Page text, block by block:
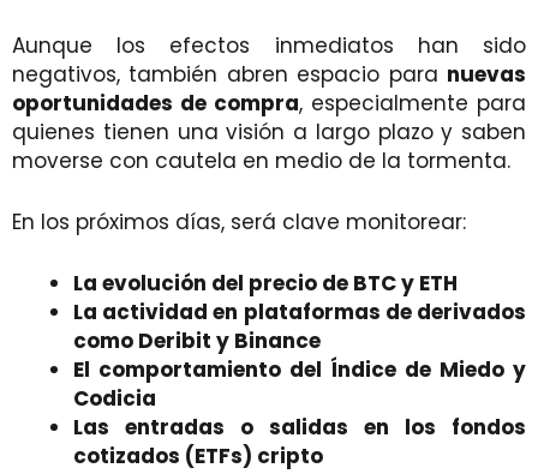
Aunque los efectos inmediatos han sido
negativos, también abren espacio para nuevas
oportunidades de compra, especialmente para
quienes tienen una visión a largo plazo y saben
moverse con cautela en medio de la tormenta.
En los próximos días, será clave monitorear:
La evolución del precio de BTC y ETH
La actividad en plataformas de derivados
como Deribit y Binance
El comportamiento del Índice de Miedo y
Codicia
Las entradas o salidas en los fondos
cotizados (ETFs) cripto